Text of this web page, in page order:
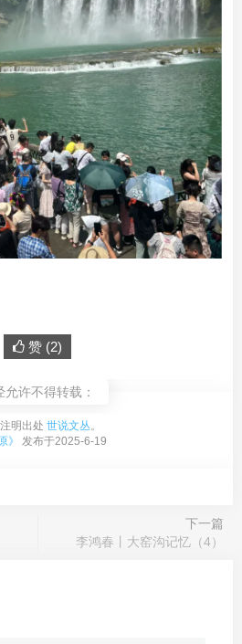
赞 (2)
允许不得转载：
明出处 世说文丛。
》 发布于2025-6-19
下一篇
李鸿春丨大窑沟记忆（4）